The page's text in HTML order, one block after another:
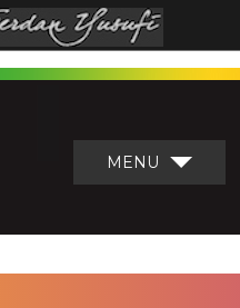
MENU